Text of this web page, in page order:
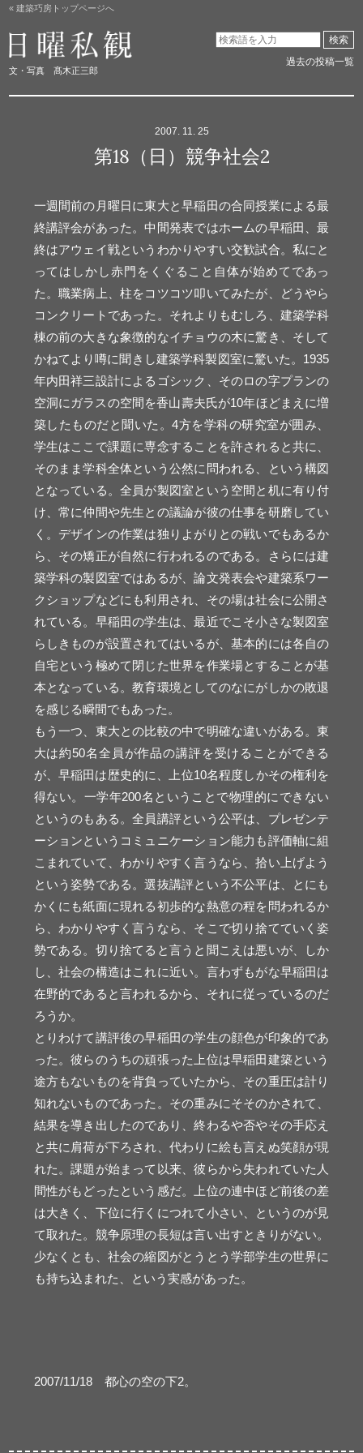
日曜私観
文・写真 髙木正三郎
検索
過去の投稿一覧
« 建築巧房トップページへ
2007. 11. 25
第18（日）競争社会2
一週間前の月曜日に東大と早稲田の合同授業による最
終講評会があった。中間発表ではホームの早稲田、最
終はアウェイ戦というわかりやすい交歓試合。私にと
ってはしかし赤門をくぐること自体が始めてであっ
た。職業病上、柱をコツコツ叩いてみたが、どうやら
コンクリートであった。それよりもむしろ、建築学科
棟の前の大きな象徴的なイチョウの木に驚き、そして
かねてより噂に聞きし建築学科製図室に驚いた。1935
年内田祥三設計によるゴシック、そのロの字プランの
空洞にガラスの空間を香山壽夫氏が10年ほどまえに増
築したものだと聞いた。4方を学科の研究室が囲み、
学生はここで課題に専念することを許されると共に、
そのまま学科全体という公然に問われる、という構図
となっている。全員が製図室という空間と机に有り付
け、常に仲間や先生との議論が彼の仕事を研磨してい
く。デザインの作業は独りよがりとの戦いでもあるか
ら、その矯正が自然に行われるのである。さらには建
築学科の製図室ではあるが、論文発表会や建築系ワー
クショップなどにも利用され、その場は社会に公開さ
れている。早稲田の学生は、最近でこそ小さな製図室
らしきものが設置されてはいるが、基本的には各自の
自宅という極めて閉じた世界を作業場とすることが基
本となっている。教育環境としてのなにがしかの敗退
を感じる瞬間でもあった。
もう一つ、東大との比較の中で明確な違いがある。東
大は約50名全員が作品の講評を受けることができる
が、早稲田は歴史的に、上位10名程度しかその権利を
得ない。一学年200名ということで物理的にできない
というのもある。全員講評という公平は、プレゼンテ
ーションというコミュニケーション能力も評価軸に組
こまれていて、わかりやすく言うなら、拾い上げよう
という姿勢である。選抜講評という不公平は、とにも
かくにも紙面に現れる初歩的な熱意の程を問われるか
ら、わかりやすく言うなら、そこで切り捨てていく姿
勢である。切り捨てると言うと聞こえは悪いが、しか
し、社会の構造はこれに近い。言わずもがな早稲田は
在野的であると言われるから、それに従っているのだ
ろうか。
とりわけて講評後の早稲田の学生の顔色が印象的であ
った。彼らのうちの頑張った上位は早稲田建築という
途方もないものを背負っていたから、その重圧は計り
知れないものであった。その重みにそそのかされて、
結果を導き出したのであり、終わるや否やその手応え
と共に肩荷が下ろされ、代わりに絵も言えぬ笑顔が現
れた。課題が始まって以来、彼らから失われていた人
間性がもどったという感だ。上位の連中ほど前後の差
は大きく、下位に行くにつれて小さい、というのが見
て取れた。競争原理の長短は言い出すときりがない。
少なくとも、社会の縮図がとうとう学部学生の世界に
も持ち込まれた、という実感があった。
2007/11/18 都心の空の下2。